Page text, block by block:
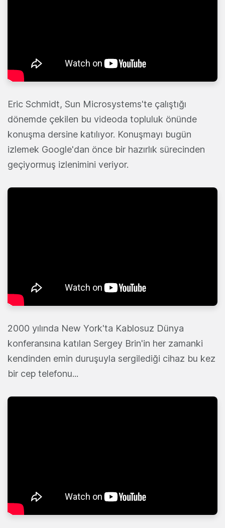
Eric Schmidt, Sun Microsystems'te çalıştığı
dönemde çekilen bu videoda topluluk önünde
konuşma dersine katılıyor. Konuşmayı bugün
izlemek Google'dan önce bir hazırlık sürecinden
geçiyormuş izlenimini veriyor.
2000 yılında New York'ta Kablosuz Dünya
konferansına katılan Sergey Brin'in her zamanki
kendinden emin duruşuyla sergilediği cihaz bu kez
bir cep telefonu...